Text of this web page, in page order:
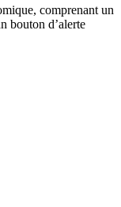
comprenant un
bouton d’alerte